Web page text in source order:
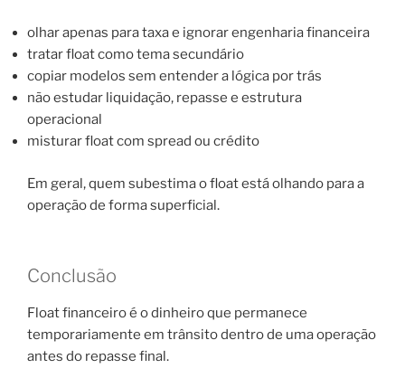
olhar apenas para taxa e ignorar engenharia financeira
tratar float como tema secundário
copiar modelos sem entender a lógica por trás
não estudar liquidação, repasse e estrutura
operacional
misturar float com spread ou crédito
Em geral, quem subestima o float está olhando para a
operação de forma superficial.
Conclusão
Float financeiro é o dinheiro que permanece
temporariamente em trânsito dentro de uma operação
antes do repasse final.